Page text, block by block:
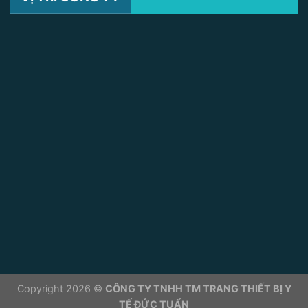
Copyright 2026 © CÔNG TY TNHH TM TRANG THIẾT BỊ Y
TẾ ĐỨC TUẤN